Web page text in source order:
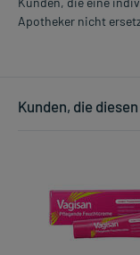
Apotheker nicht
Kunden, die